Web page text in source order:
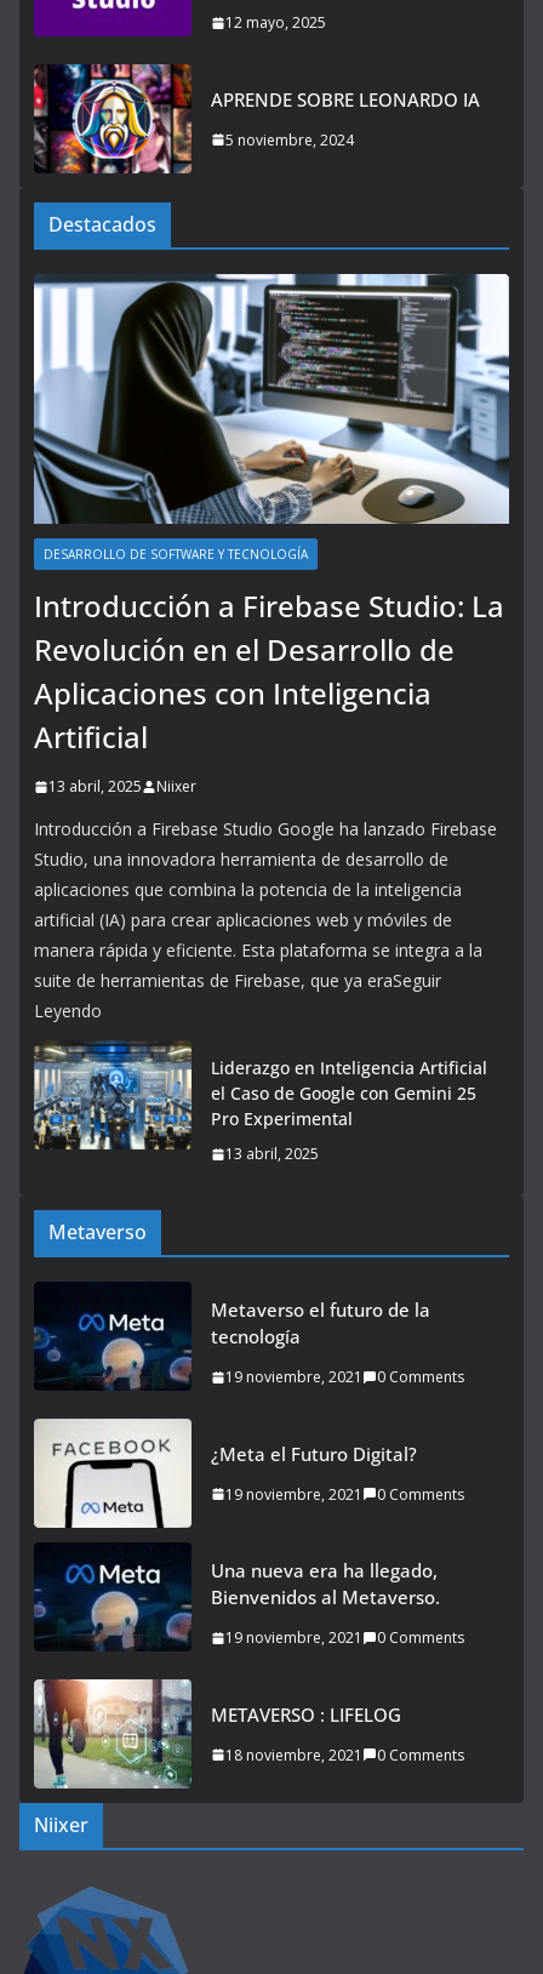
12 mayo, 2025
APRENDE SOBRE LEONARDO IA
5 noviembre, 2024
Destacados
DESARROLLO DE SOFTWARE Y TECNOLOGÍA
Introducción a Firebase Studio: La
Revolución en el Desarrollo de
Aplicaciones con Inteligencia
Artificial
13 abril, 2025 Niixer
Introducción a Firebase Studio Google ha lanzado Firebase
Studio, una innovadora herramienta de desarrollo de
aplicaciones que combina la potencia de la inteligencia
artificial (IA) para crear aplicaciones web y móviles de
manera rápida y eficiente. Esta plataforma se integra a la
suite de herramientas de Firebase, que ya eraSeguir
Leyendo
Liderazgo en Inteligencia Artificial
el Caso de Google con Gemini 25
Pro Experimental
13 abril, 2025
Metaverso
Metaverso el futuro de la
tecnología
19 noviembre, 2021 0 Comments
¿Meta el Futuro Digital?
19 noviembre, 2021 0 Comments
Una nueva era ha llegado,
Bienvenidos al Metaverso.
19 noviembre, 2021 0 Comments
METAVERSO : LIFELOG
18 noviembre, 2021 0 Comments
Niixer